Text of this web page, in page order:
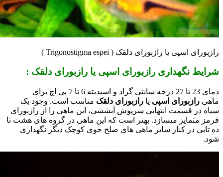
رازبورای اسپی یا رازبورای دلقک ( Trigonostigma espei )
شرایط نگهداری رازبورای اسپی یا رازبورای دلقک :
دمای 23 تا 27 درجه سانتی گراد و اسیدیته 6 تا 7 پی اچ برای
ماهی رازبورای اسپی یا رازبورای دلقک مناسب است. وجود یک
سیاه در قسمت انتهایی سرپوش آبششی، این ماهی را از رازبورای
قرمز متمایز میسازد. بهتر است که این ماهی در گروه های هشت تا
ده تایی در کنار سایر ماهی های صلح جوی کوچک دیگر نگهداری
شود.